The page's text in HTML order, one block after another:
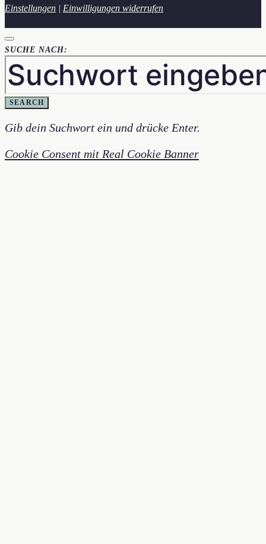
Einstellungen | Einwilligungen widerrufen
SUCHE NACH:
SEARCH
Gib dein Suchwort ein und drücke Enter.
Cookie Consent mit Real Cookie Banner